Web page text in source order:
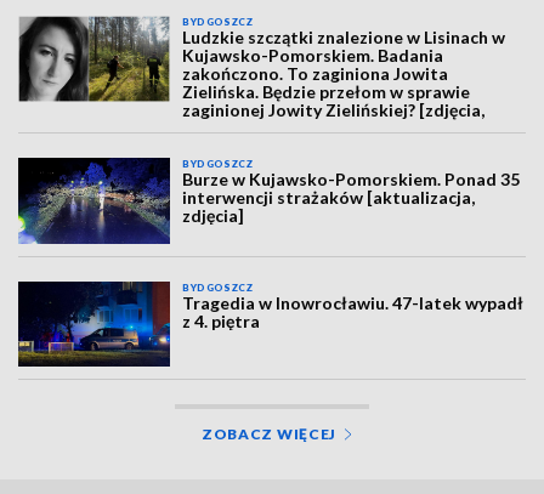
BYDGOSZCZ
Ludzkie szczątki znalezione w Lisinach w
Kujawsko-Pomorskiem. Badania
zakończono. To zaginiona Jowita
Zielińska. Będzie przełom w sprawie
zaginionej Jowity Zielińskiej? [zdjęcia,
wideo, aktualizacja]
BYDGOSZCZ
Burze w Kujawsko-Pomorskiem. Ponad 35
interwencji strażaków [aktualizacja,
zdjęcia]
BYDGOSZCZ
Tragedia w Inowrocławiu. 47-latek wypadł
z 4. piętra
ZOBACZ WIĘCEJ